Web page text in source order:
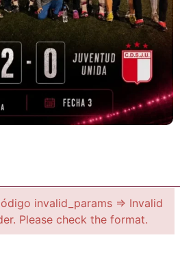
invalid_params => Invalid
Please check the format.